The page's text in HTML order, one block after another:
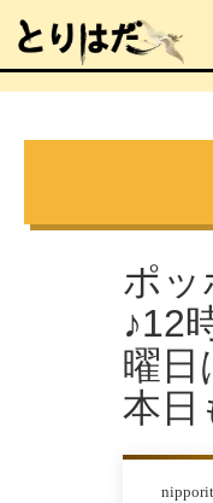
ポッ
♪12
曜日
本日